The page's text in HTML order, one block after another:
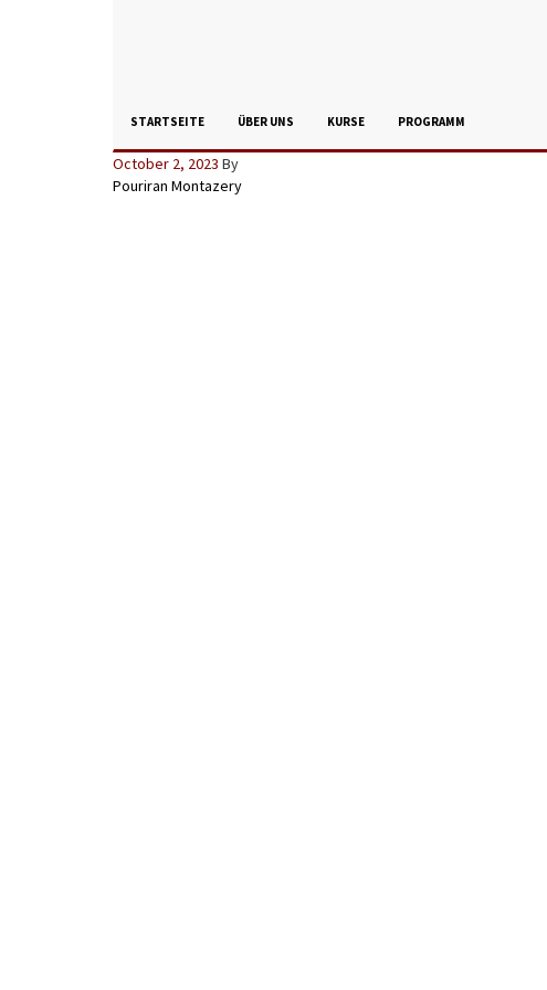
STARTSEITE ÜBER UNS KURSE PROGRAMM
October 2, 2023 By
Pouriran Montazery